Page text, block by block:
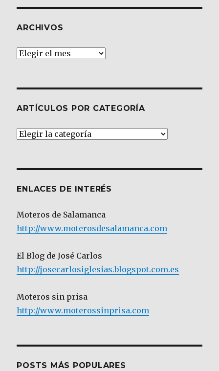
ARCHIVOS
Archivos
ARTÍCULOS POR CATEGORÍA
Artículos
ENLACES DE INTERÉS
Moteros de Salamanca
http://www.moterosdesalamanca.com
El Blog de José Carlos
http://josecarlosiglesias.blogspot.com.es
Moteros sin prisa
http://www.moterossinprisa.com
POSTS MÁS POPULARES